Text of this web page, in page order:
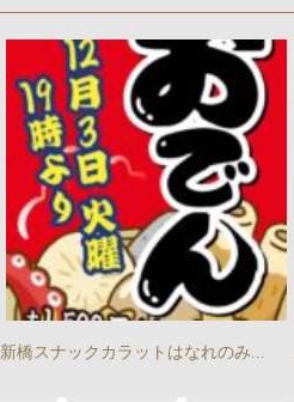
新橋スナックカラットはなれのみ...